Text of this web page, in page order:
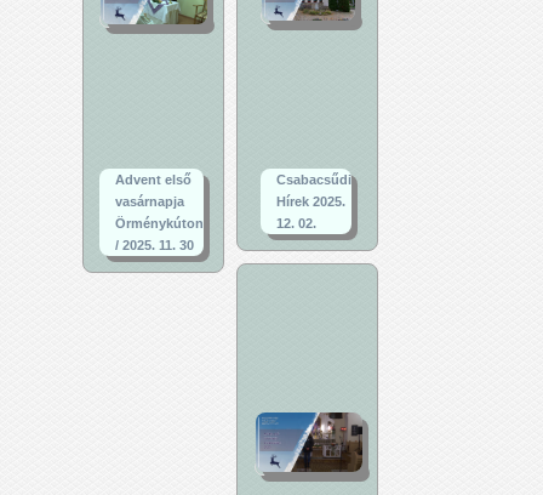
Advent első
vasárnapja
Örménykúton
/ 2025. 11. 30
Csabacsűdi
Hírek 2025.
12. 02.